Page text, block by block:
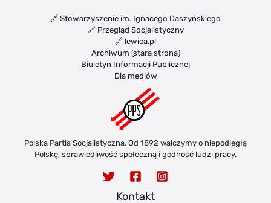
🔗 Stowarzyszenie im. Ignacego Daszyńskiego
🔗 Przegląd Socjalistyczny
🔗 lewica.pl
Archiwum (stara strona)
Biuletyn Informacji Publicznej
Dla mediów
Polska Partia Socjalistyczna. Od 1892 walczymy o niepodległą
Polskę, sprawiedliwość społeczną i godność ludzi pracy.
Kontakt